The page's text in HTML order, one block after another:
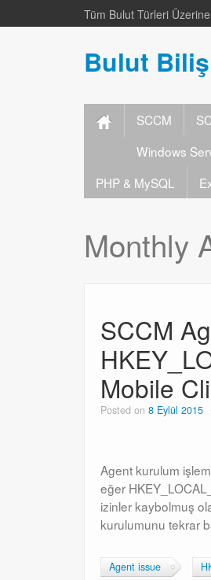
Tüm Bulut Türleri
Bulut
SCCM
Windows
PHP & MySQL
Monthly
SCCM
Mobile
Posted on 8 Eylül 2015
Agent kurulum
eğer
izinler kaybolmuş
kurulumunu tekrar
Agent issue